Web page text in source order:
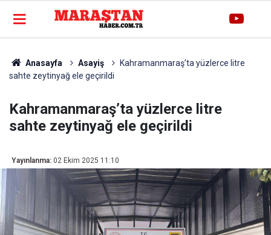
Anasayfa Asayiş
Kahramanmaraş’ta yüzlerce litre
sahte zeytinyağ ele geçirildi
Kahramanmaraş’ta yüzlerce litre
sahte zeytinyağ ele geçirildi
Yayınlanma: 02 Ekim 2025 11:10